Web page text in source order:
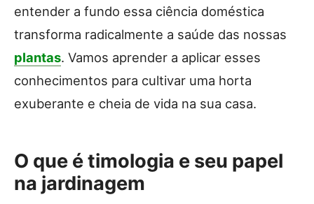
entender a fundo essa ciência doméstica
transforma radicalmente a saúde das nossas
plantas. Vamos aprender a aplicar esses
conhecimentos para cultivar uma horta
exuberante e cheia de vida na sua casa.
O que é timologia e seu papel
na jardinagem